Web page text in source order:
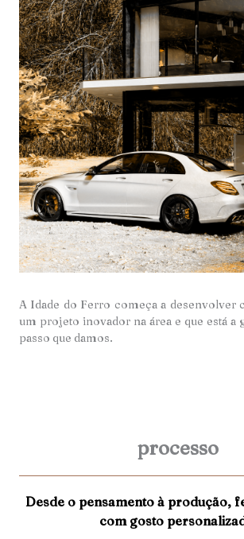
A Idade do Ferro começa a desenvolver
um projeto inovador na área e que está a
passo que damos.
processo
Desde o pensamento à produção,
com gosto